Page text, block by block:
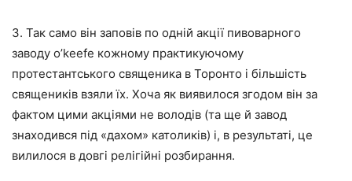
3. Так само він заповів по одній акції пивоварного
заводу o’keefe кожному практикуючому
протестантського священика в Торонто і більшість
священиків взяли їх. Хоча як виявилося згодом він за
фактом цими акціями не володів (та ще й завод
знаходився під «дахом» католиків) і, в результаті, це
вилилося в довгі релігійні розбирання.